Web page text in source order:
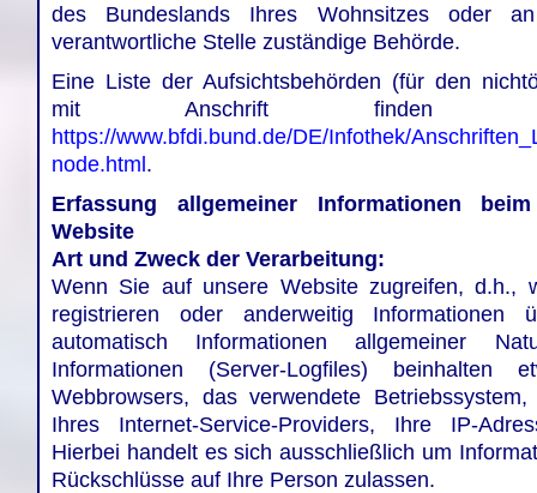
des Bundeslands Ihres Wohnsitzes oder
verantwortliche Stelle zuständige Behörde.
Eine Liste der Aufsichtsbehörden (für den
mit Anschrift finden
https://www.bfdi.bund.de/DE/Infothek/
node.html.
Erfassung allgemeiner Informationen
Website
Art und Zweck der Verarbeitung:
Wenn Sie auf unsere Website zugreifen, d.h.,
registrieren oder anderweitig Informationen
automatisch Informationen allgemeiner
Informationen (Server-Logfiles)
Webbrowsers, das verwendete
Ihres Internet-Service-Providers, Ihre IP-
Hierbei handelt es sich ausschließlich um
Rückschlüsse auf Ihre Person zulassen.